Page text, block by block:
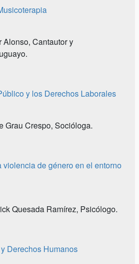
Alonso, Cantautor y
y los Derechos Laborales
Grau Crespo, Socióloga.
violencia de género en el entorno
Quesada Ramírez, Psicólogo.
Derechos Humanos